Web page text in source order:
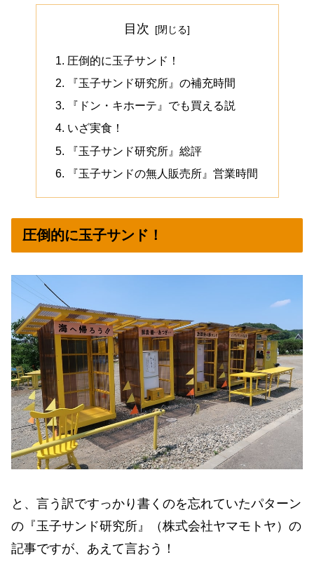
目次
圧倒的に玉子サンド！
『玉子サンド研究所』の補充時間
『ドン・キホーテ』でも買える説
いざ実食！
『玉子サンド研究所』総評
『玉子サンドの無人販売所』営業時間
圧倒的に玉子サンド！
と、言う訳ですっかり書くのを忘れていたパターン
の『玉子サンド研究所』（株式会社ヤマモトヤ）の
記事ですが、あえて言おう！